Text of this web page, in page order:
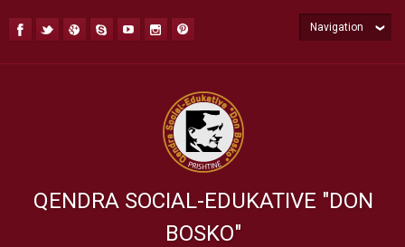
QENDRA SOCIAL-EDUKATIVE "DON
BOSKO"
Navigation